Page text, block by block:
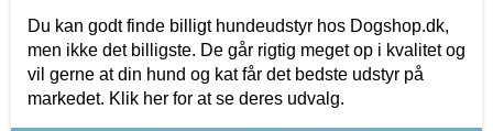
Du kan godt finde billigt hundeudstyr hos Dogshop.dk,
men ikke det billigste. De går rigtig meget op i kvalitet og
vil gerne at din hund og kat får det bedste udstyr på
markedet. Klik her for at se deres udvalg.